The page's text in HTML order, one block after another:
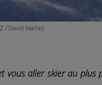
/ David Machet
vous aller skier au